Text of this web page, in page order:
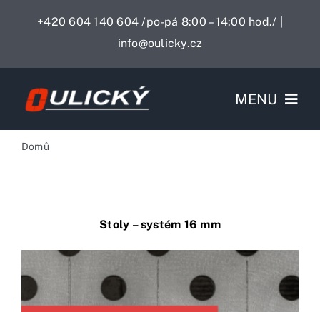
+420 604 140 604 /po-pá 8:00 – 14:00 hod./
info@oulicky.cz
MENU
Služby
Kontakty
0,00 Kč
Domů
Stoly – systém 16 mm